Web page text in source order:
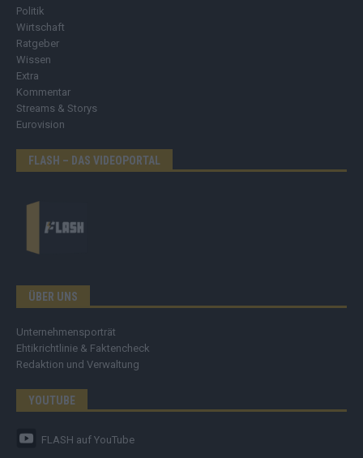
Politik
Wirtschaft
Ratgeber
Wissen
Extra
Kommentar
Streams & Storys
Eurovision
FLASH – DAS VIDEOPORTAL
ÜBER UNS
Unternehmensporträt
Ehtikrichtlinie & Faktencheck
Redaktion und Verwaltung
YOUTUBE
FLASH auf YouTube